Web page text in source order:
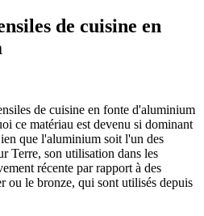
de cuisine en
de cuisine en fonte d'aluminium
ce matériau est devenu si dominant
que l'aluminium soit l'un des
Terre, son utilisation dans les
récente par rapport à des
ou le bronze, qui sont utilisés depuis